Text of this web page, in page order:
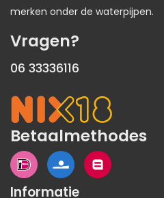
merken onder de waterpijpen.
Vragen?
06 33336116
Betaalmethodes
Informatie